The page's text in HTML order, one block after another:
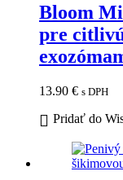
Bloom
pre
13.90 € s DPH
Pridať do